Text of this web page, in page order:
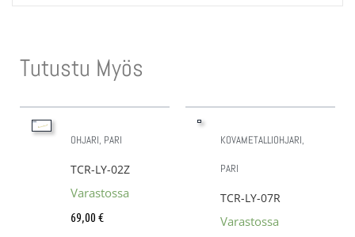
Tutustu Myös
OHJARI, PARI
TCR-LY-02Z
Varastossa
69,00 €
KOVAMETALLIOHJARI,
PARI
TCR-LY-07R
Varastossa